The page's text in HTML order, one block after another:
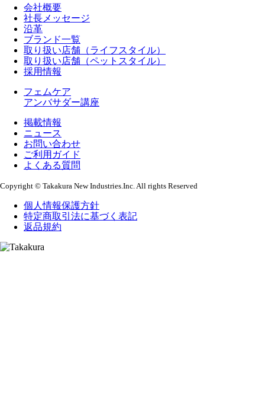
会社概要
社長メッセージ
沿革
ブランド一覧
取り扱い店舗（ライフスタイル）
取り扱い店舗（ペットスタイル）
採用情報
フェムケア
アンバサダー講座
掲載情報
ニュース
お問い合わせ
ご利用ガイド
よくある質問
Copyright © Takakura New Industries.Inc. All rights Reserved
個人情報保護方針
特定商取引法に基づく表記
返品規約